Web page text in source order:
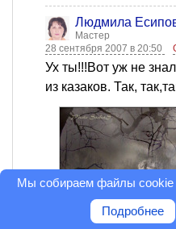
Людмила
Мастер
28 сентября 2007 в 20:50
Ух ты!!!Вот уж не
из казаков. Так,
Мы собираем файлы cookie
Подробнее